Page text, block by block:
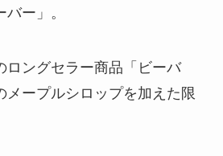
ー」。
ロングセラー商品「ビーバ
メープルシロップを加えた限